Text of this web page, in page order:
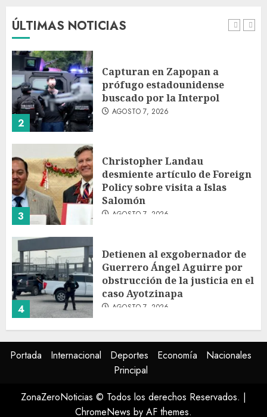
ÚLTIMAS NOTICIAS
1 AGOSTO 7, 2026
2
Capturan en Zapopan a
prófugo estadounidense
buscado por la Interpol
AGOSTO 7, 2026
3
Christopher Landau
desmiente artículo de Foreign
Policy sobre visita a Islas
Salomón
AGOSTO 7, 2026
4
Detienen al exgobernador de
Guerrero Ángel Aguirre por
obstrucción de la justicia en el
caso Ayotzinapa
AGOSTO 7, 2026
5
SMN pronostica lluvias
intensas, granizo y calor
extremo para este 7 de agosto
AGOSTO 7, 2026
Portada Internacional Deportes Economía
Nacionales
Principal
ZonaZeroNoticias © Todos los derechos Reservados. |
ChromeNews by AF themes.